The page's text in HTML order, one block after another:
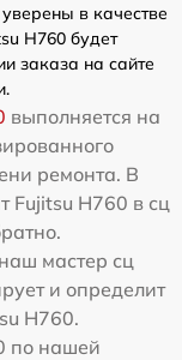
в качестве
H760 будет
заказа на сайте
выполняется на
ремонта. В
Fujitsu H760 в сц
мастер сц
и определит
H760.
по нашей